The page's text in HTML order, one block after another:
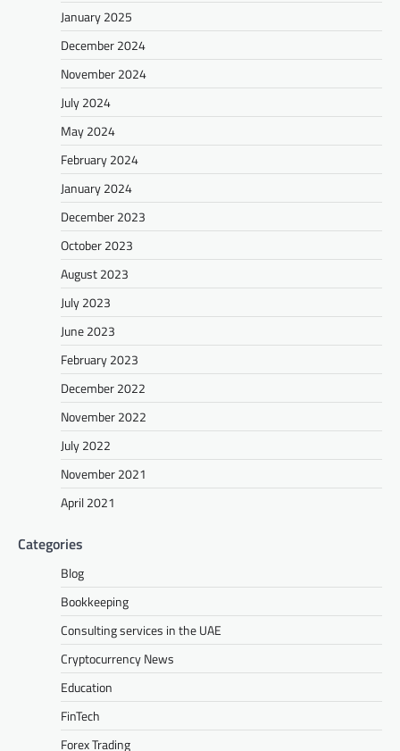
January 2025
December 2024
November 2024
July 2024
May 2024
February 2024
January 2024
December 2023
October 2023
August 2023
July 2023
June 2023
February 2023
December 2022
November 2022
July 2022
November 2021
April 2021
Categories
Blog
Bookkeeping
Consulting services in the UAE
Cryptocurrency News
Education
FinTech
Forex Trading